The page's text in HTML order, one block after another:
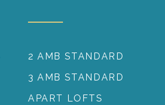
2 AMB STANDARD
3 AMB STANDARD
APART LOFTS